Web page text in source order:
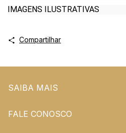
IMAGENS ILUSTRATIVAS
Compartilhar
SAIBA MAIS
FALE CONOSCO